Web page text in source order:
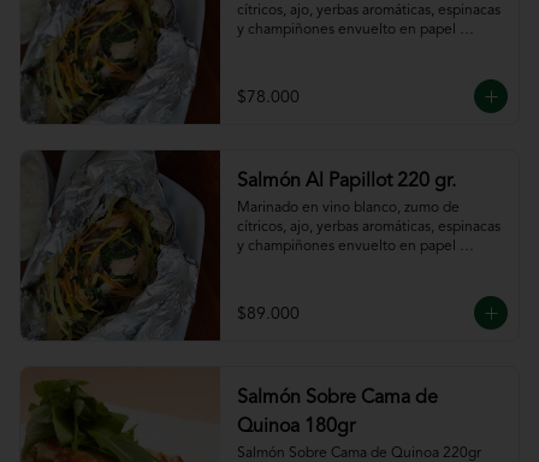
cítricos, ajo, yerbas aromáticas, espinacas
y champiñones envuelto en papel
$78.000
Salmón Al Papillot 220 gr.
Marinado en vino blanco, zumo de
cítricos, ajo, yerbas aromáticas, espinacas
y champiñones envuelto en papel
$89.000
Salmón Sobre Cama de
Quinoa 180gr
Salmón Sobre Cama de Quinoa 220gr